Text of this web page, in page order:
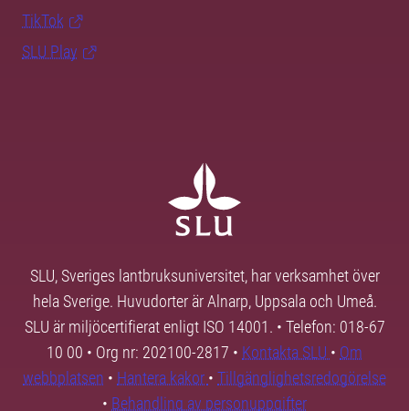
TikTok
SLU Play
SLU, Sveriges lantbruksuniversitet, har verksamhet över
hela Sverige. Huvudorter är Alnarp, Uppsala och Umeå.
SLU är miljöcertifierat enligt ISO 14001. • Telefon: 018-67
10 00 • Org nr: 202100-2817 • Kontakta SLU • Om
webbplatsen • Hantera kakor • Tillgänglighetsredogörelse
• Behandling av personuppgifter